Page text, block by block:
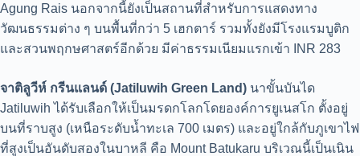
Agung Rais นอกจากนี้ยังเป็นสถานที่สำหรับการแสดงทาง
วัฒนธรรมต่าง ๆ บนพื้นที่กว่า 5 เฮกตาร์ รวมทั้งยังมีโรงแรมบูติก
และสวนพฤกษศาสตร์อีกด้วย มีค่าธรรมเนียมแรกเข้า INR 283
จาติลูวีห์ กรีนแลนด์ (Jatiluwih Green Land) นาขั้นบันได
Jatiluwih ได้รับเลือกให้เป็นมรดกโลกโดยองค์การยูเนสโก ตั้งอยู่
บนที่ราบสูง (เหนือระดับน้ำทะเล 700 เมตร) และอยู่ใกล้กับภูเขาไฟ
ที่สูงเป็นอันดับสองในบาหลี คือ Mount Batukaru บริเวณนี้เป็นเนิน